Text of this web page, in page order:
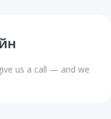
us a call — and we